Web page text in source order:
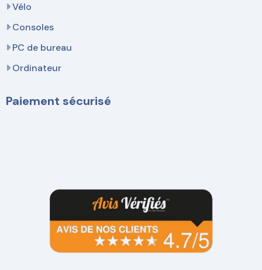
Vélo
Consoles
PC de bureau
Ordinateur
Paiement sécurisé